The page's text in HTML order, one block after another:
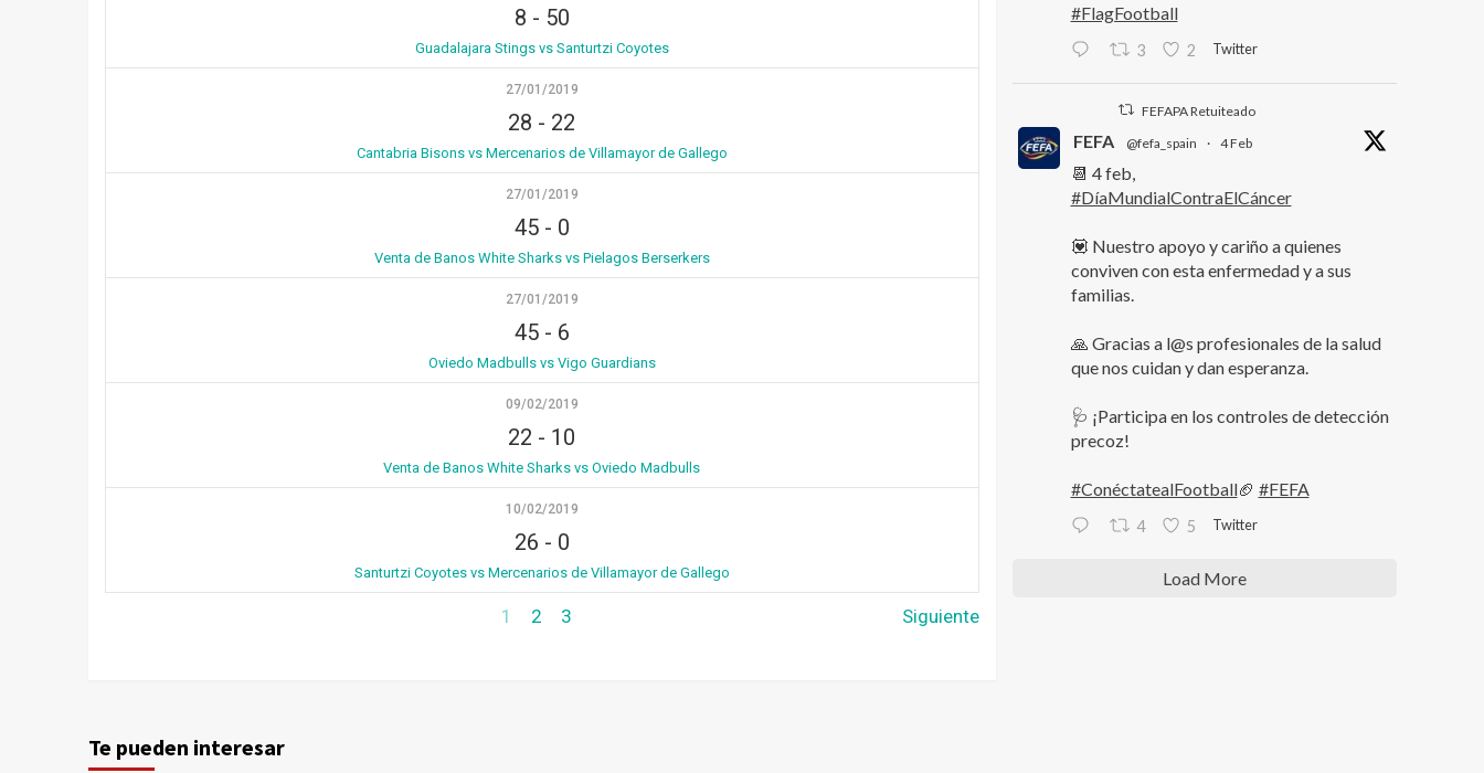
8 - 50
Guadalajara Stings vs Santurtzi Coyotes
27/01/2019
28 - 22
Cantabria Bisons vs Mercenarios de Villamayor de Gallego
27/01/2019
45- 0
Venta de Banos White Sharks vs Pielagos Berserkers
27/01/2019
45- 6
Oviedo Madbulls vs Vigo Guardians
09/02/2019
22 - 10
Venta de Banos White Sharks vs Oviedo Madbulls
10/02/2019
26 - 0
Santurtzi Coyotes vs Mercenarios de Villamayor de Gallego
1 2 3 Siguiente
#FlagFootball
3 2 Twitter
FEFAPA Retuiteado
FEFA @fefa_spain · 4 Feb
📆 4 feb,
#DíaMundialContraElCáncer
💟 Nuestro apoyo y cariño a quienes
conviven con esta enfermedad y a sus
familias.
🙏 Gracias a l@s profesionales de la salud
que nos cuidan y dan esperanza.
🩺 ¡Participa en los controles de detección
precoz!
#ConéctatealFootball🏈 #FEFA
4 5 Twitter
Load More
Te pueden interesar